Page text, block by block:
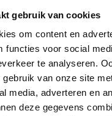
gebruik van cookies
om content en
functies voor social
te analyseren.
gebruik van onze site
media, adverteren en
deze gegevens
Nieuwsbrief
Klantenservice